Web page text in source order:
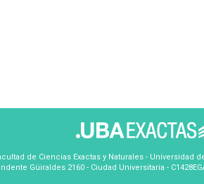
de Ciencias Exactas y Naturales - Universidad
Güiraldes 2160 - Ciudad Universitaria -